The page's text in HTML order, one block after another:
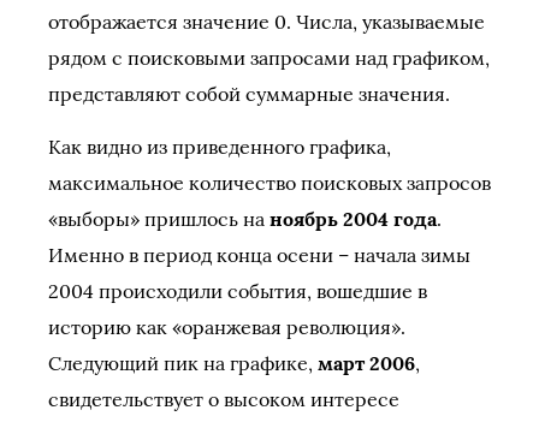
отображается значение 0. Числа, указываемые
рядом с поисковыми запросами над графиком,
представляют собой суммарные значения.
Как видно из приведенного графика,
максимальное количество поисковых запросов
«выборы» пришлось на ноябрь 2004 года.
Именно в период конца осени – начала зимы
2004 происходили события, вошедшие в
историю как «оранжевая революция».
Следующий пик на графике, март 2006,
свидетельствует о высоком интересе